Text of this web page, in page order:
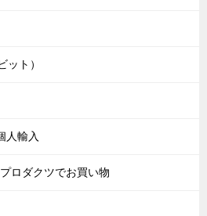
ット）
人輸入
ロダクツでお買い物